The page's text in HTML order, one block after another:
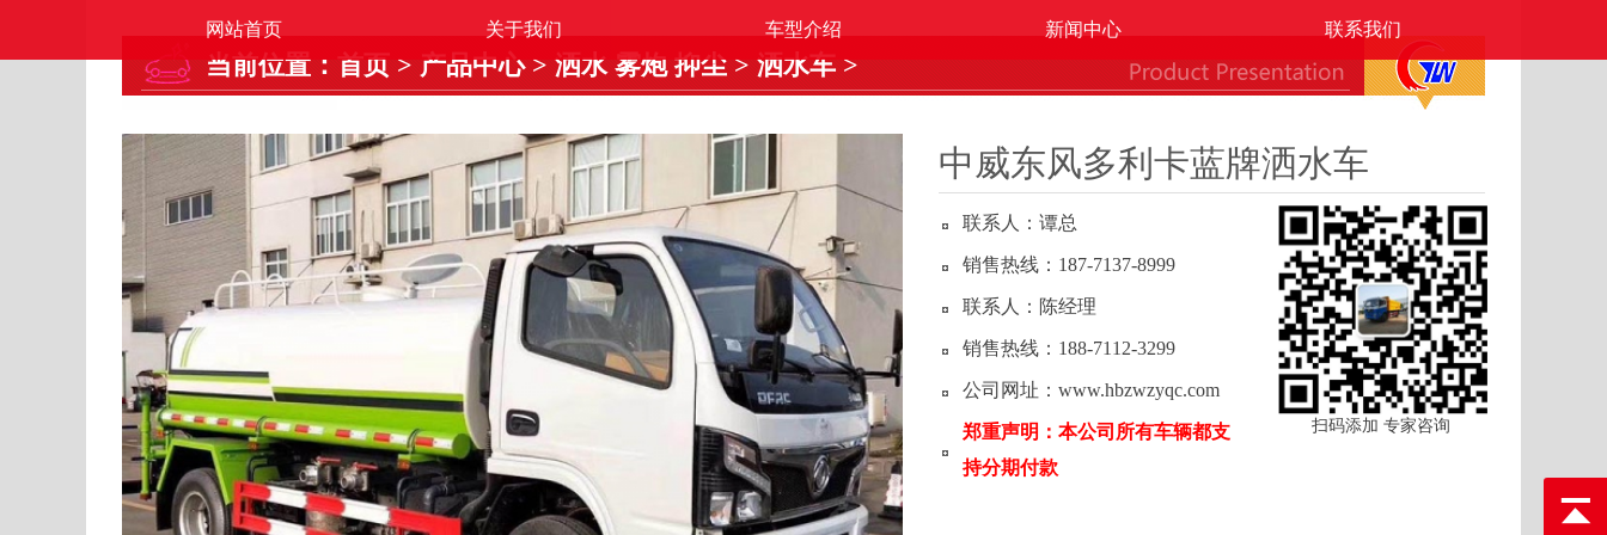
网站首页 关于我们 车型介绍 新闻中心 联系我们
当前位置： 首页 > 产品中心> 洒水 雾炮 抑尘> 洒水车>
中威东风多利卡蓝牌洒水车
联系人：谭总
销售热线：187-7137-8999
联系人：陈经理
销售热线：188-7112-3299
公司网址：www.hbzwzyqc.com
郑重声明：本公司所有车辆都支
持分期付款
扫码添加 专家咨询